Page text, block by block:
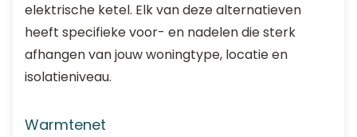
elektrische ketel. Elk van deze alternatieven
heeft specifieke voor- en nadelen die sterk
afhangen van jouw woningtype, locatie en
isolatieniveau.
Warmtenet